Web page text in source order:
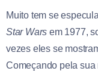
Muito tem se
Star Wars em 1977,
vezes eles se
Começando pela sua